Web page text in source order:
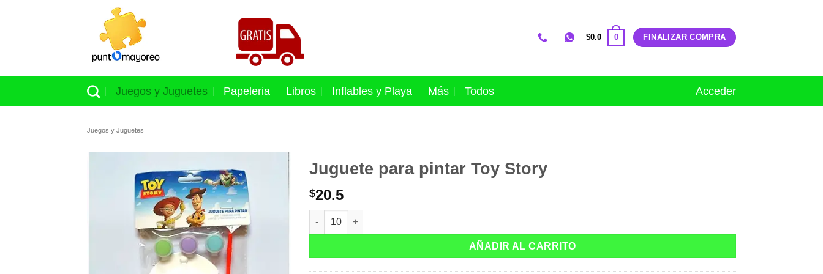
$0.0 0 FINALIZAR COMPRA
Juegos y Juguetes Papeleria Libros Inflables y Playa Más Todos Acceder
Juegos y Juguetes
Juguete para pintar Toy Story
$20.5
Juguete para pintar Toy Story cantidad
AÑADIR AL CARRITO